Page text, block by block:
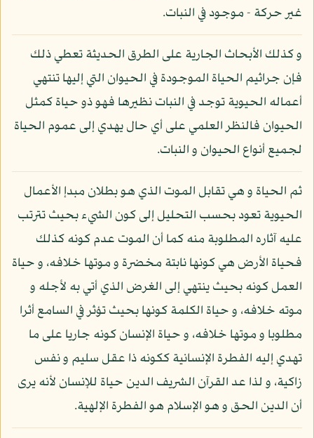
غير حركة - موجود في النبات.
و كذلك الأبحاث الجارية على الطرق الحديثة تعطي ذلك
فإن جراثيم الحياة الموجودة في الحيوان التي إليها تنتهي
أعماله الحيوية توجد في النبات نظيرها فهو ذو حياة كمثل
الحيوان فالنظر العلمي على أي حال يهدي إلى عموم الحياة
لجميع أنواع الحيوان و النبات.
ثم الحياة و هي تقابل الموت الذي هو بطلان مبدإ الأعمال
الحيوية تعود بحسب التحليل إلى كون الشيء بحيث تترتب
عليه آثاره المطلوبة منه كما أن الموت عدم كونه كذلك
فحياة الأرض هي كونها نابتة مخضرة و موتها خلافه، و حياة
العمل كونه بحيث ينتهي إلى الغرض الذي أتي به لأجله و
موته خلافه، و حياة الكلمة كونها بحيث تؤثر في السامع أثرا
مطلوبا و موتها خلافه، و حياة الإنسان كونه جاريا على ما
تهدي إليه الفطرة الإنسانية ككونه ذا عقل سليم و نفس
زاكية، و لذا عد القرآن الشريف الدين حياة للإنسان لأنه يرى
أن الدين الحق و هو الإسلام هو الفطرة الإلهية.